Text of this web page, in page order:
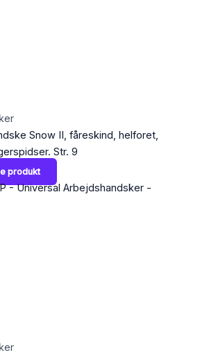
Snow II, fåreskind, helforet,
Str. 9
produkt